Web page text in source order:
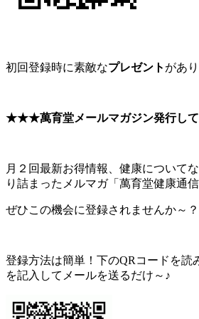
初回登録時に素敵なプレゼント があ
★★★萬育堂メールマガジン発行し
月２回最新お得情報、健康について
り詰まったメルマガ「萬育堂健康通
ぜひこの機会に登録されませんか～
登録方法は簡単！下のQRコードを読
を記入してメールを送るだけ～♪